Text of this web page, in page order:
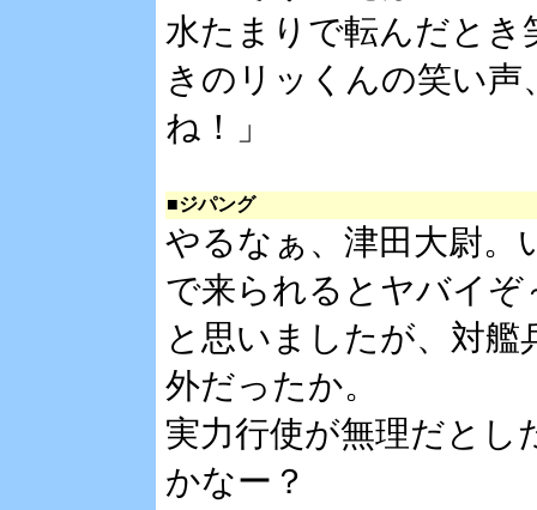
水たまりで転んだと
きのリッくんの笑い
ね！」
■ジパング
やるなぁ、津田大尉。
で来られるとヤバイぞ
と思いましたが、対艦
外だったか。
実力行使が無理だとし
かなー？